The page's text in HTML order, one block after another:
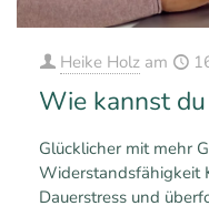
Heike Holz am
Wie kannst
Glücklicher mit mehr
Widerstandsfähigkeit
Dauerstress und